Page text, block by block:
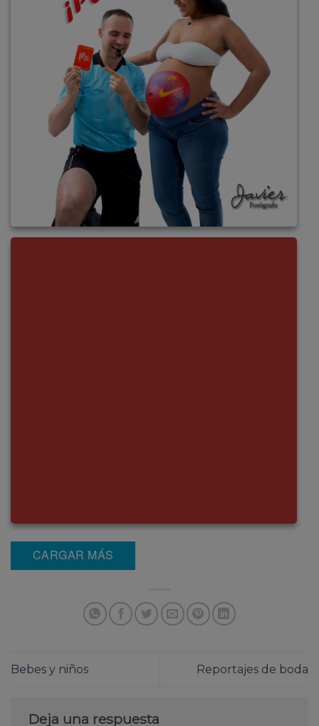
CARGAR MÁS
Bebes y niños Reportajes de boda
Deja una respuesta